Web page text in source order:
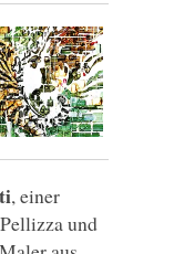
, einer
und